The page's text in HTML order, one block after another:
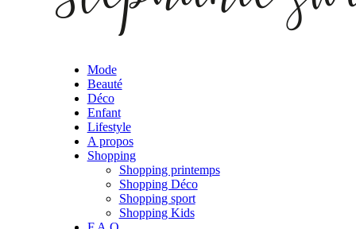
Mode
Beauté
Déco
Enfant
Lifestyle
A propos
Shopping
Shopping printemps
Shopping Déco
Shopping sport
Shopping Kids